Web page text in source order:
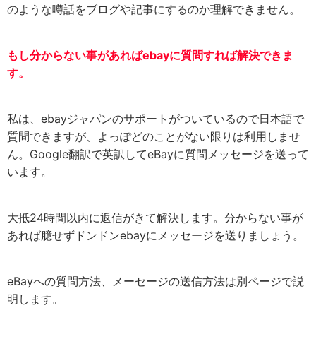
のような噂話をブログや記事にするのか理解できません。
もし分からない事があればebayに質問すれば解決できま
す。
私は、ebayジャパンのサポートがついているので日本語で
質問できますが、よっぽどのことがない限りは利用しませ
ん。Google翻訳で英訳してeBayに質問メッセージを送って
います。
大抵24時間以内に返信がきて解決します。分からない事が
あれば臆せずドンドンebayにメッセージを送りましょう。
eBayへの質問方法、メーセージの送信方法は別ページで説
明します。